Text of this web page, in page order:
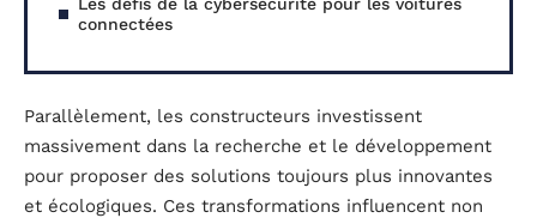
connectées
Parallèlement, les constructeurs investissent
massivement dans la recherche et le développement
pour proposer des solutions toujours plus innovantes
et écologiques. Ces transformations influencent non